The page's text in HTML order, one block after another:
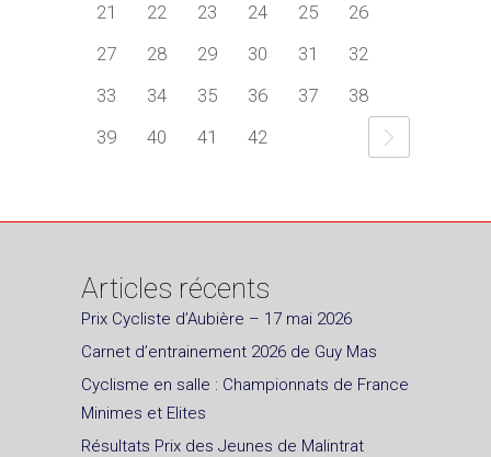
21
22 23 24 25
26
27
28 29 30 31
32
33
34 35 36 37
38
39
40 41 42
Articles récents
Prix Cycliste d’Aubière – 17 mai 2026
Carnet d’entrainement 2026 de Guy Mas
Cyclisme en salle : Championnats de France
Minimes et Elites
Résultats Prix des Jeunes de Malintrat